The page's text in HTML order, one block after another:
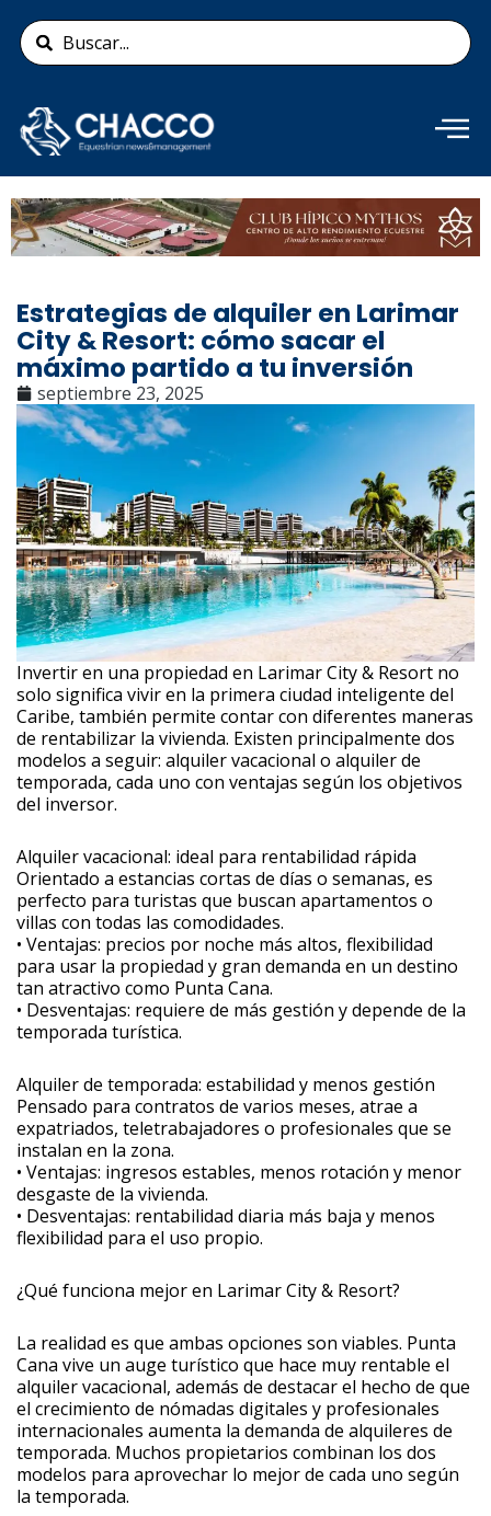
contenido
Search
...
Añade aquí tu texto de
cabecera
Estrategias de alquiler en Larimar
City & Resort: cómo sacar el
máximo partido a tu inversión
septiembre 23, 2025
Invertir en una propiedad en Larimar City & Resort no
solo significa vivir en la primera ciudad inteligente del
Caribe, también permite contar con diferentes maneras
de rentabilizar la vivienda. Existen principalmente dos
modelos a seguir: alquiler vacacional o alquiler de
temporada, cada uno con ventajas según los objetivos
del inversor.
Alquiler vacacional: ideal para rentabilidad rápida
Orientado a estancias cortas de días o semanas, es
perfecto para turistas que buscan apartamentos o
villas con todas las comodidades.
• Ventajas: precios por noche más altos, flexibilidad
para usar la propiedad y gran demanda en un destino
tan atractivo como Punta Cana.
• Desventajas: requiere de más gestión y depende de la
temporada turística.
Alquiler de temporada: estabilidad y menos gestión
Pensado para contratos de varios meses, atrae a
expatriados, teletrabajadores o profesionales que se
instalan en la zona.
• Ventajas: ingresos estables, menos rotación y menor
desgaste de la vivienda.
• Desventajas: rentabilidad diaria más baja y menos
flexibilidad para el uso propio.
¿Qué funciona mejor en Larimar City & Resort?
La realidad es que ambas opciones son viables. Punta
Cana vive un auge turístico que hace muy rentable el
alquiler vacacional, además de destacar el hecho de que
el crecimiento de nómadas digitales y profesionales
internacionales aumenta la demanda de alquileres de
temporada. Muchos propietarios combinan los dos
modelos para aprovechar lo mejor de cada uno según
la temporada.